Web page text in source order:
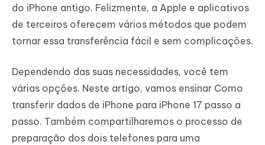
do iPhone antigo. Felizmente, a Apple e aplicativos
de terceiros oferecem vários métodos que podem
tornar essa transferência fácil e sem complicações.
Dependendo das suas necessidades, você tem
várias opções. Neste artigo, vamos ensinar Como
transferir dados de iPhone para iPhone 17 passo a
passo. Também compartilharemos o processo de
preparação dos dois telefones para uma